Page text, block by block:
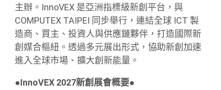
主辦。InnoVEX 是亞洲指標級新創平台，與
COMPUTEX TAIPEI 同步舉行，連結全球 ICT 製
造商、買主、投資人與供應鏈夥伴，打造國際新
創媒合樞紐。透過多元展出形式，協助新創加速
進入全球市場、擴大創新能量。
●InnoVEX 2027新創展會概要●